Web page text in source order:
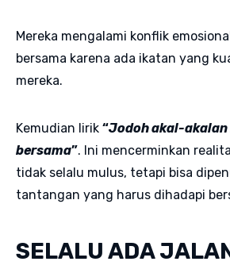
Mereka mengalami konflik
bersama karena ada ikatan yang
mereka.
Kemudian lirik “Jodoh akal-
bersama”. Ini mencerminkan
tidak selalu mulus, tetapi bisa
tantangan yang harus dihadapi
SELALU ADA